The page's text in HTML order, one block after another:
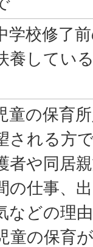
学校修了
養してい
童の保育
される方
者や同居
の仕事、出
などの理
童の保育